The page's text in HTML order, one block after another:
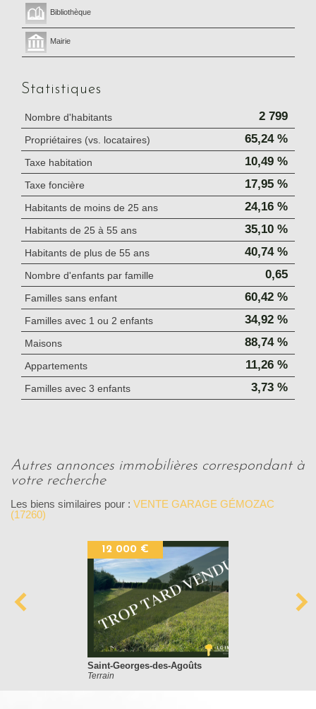
Bibliothèque
Mairie
Statistiques
Nombre d'habitants 2 799
Propriétaires (vs. locataires) 65,24 %
Taxe habitation 10,49 %
Taxe foncière 17,95 %
Habitants de moins de 25 ans 24,16 %
Habitants de 25 à 55 ans 35,10 %
Habitants de plus de 55 ans 40,74 %
Nombre d'enfants par famille 0,65
Familles sans enfant 60,42 %
Familles avec 1 ou 2 enfants 34,92 %
Maisons 88,74 %
Appartements 11,26 %
Familles avec 3 enfants 3,73 %
autres annonces immobilières correspondant à
votre recherche
Les biens similaires pour : VENTE GARAGE GÉMOZAC
(17260)
12 000 €
Saint-Georges-des-Agoûts
Terrain